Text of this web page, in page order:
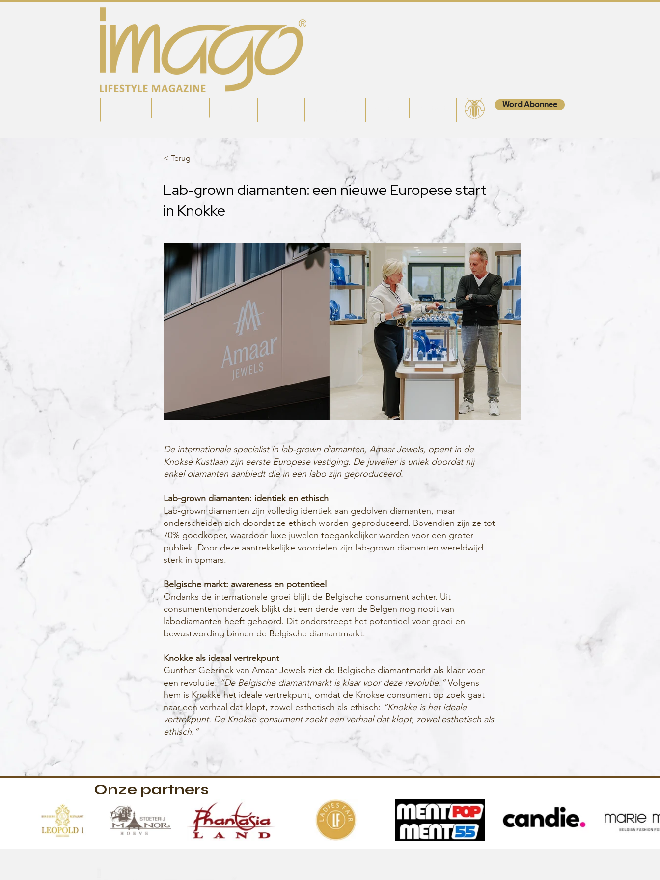
Word Abonnee
< Terug
Lab-grown diamanten: een nieuwe Europese start
in Knokke
De internationale specialist in lab-grown diamanten, Amaar Jewels, opent in de
Knokse Kustlaan zijn eerste Europese vestiging. De juwelier is uniek doordat hij
enkel diamanten aanbiedt die in een labo zijn geproduceerd.
Lab-grown diamanten: identiek en ethisch
Lab-grown diamanten zijn volledig identiek aan gedolven diamanten, maar
onderscheiden zich doordat ze ethisch worden geproduceerd. Bovendien zijn ze tot
70% goedkoper, waardoor luxe juwelen toegankelijker worden voor een groter
publiek. Door deze aantrekkelijke voordelen zijn lab-grown diamanten wereldwijd
sterk in opmars.
Belgische markt: awareness en potentieel
Ondanks de internationale groei blijft de Belgische consument achter. Uit
consumentenonderzoek blijkt dat een derde van de Belgen nog nooit van
labodiamanten heeft gehoord. Dit onderstreept het potentieel voor groei en
bewustwording binnen de Belgische diamantmarkt.
Knokke als ideaal vertrekpunt
Gunther Geerinck van Amaar Jewels ziet de Belgische diamantmarkt als klaar voor
een revolutie:“De Belgische diamantmarkt is klaar voor deze revolutie.”Volgens
hem is Knokke het ideale vertrekpunt, omdat de Knokse consument op zoek gaat
naar een verhaal dat klopt, zowel esthetisch als ethisch: “Knokke is het ideale
vertrekpunt. De Knokse consument zoekt een verhaal dat klopt, zowel esthetisch als
ethisch.”
Onze partners